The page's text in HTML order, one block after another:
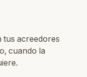
tus acreedores
cuando la